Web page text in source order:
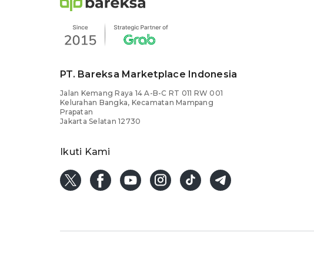
PT. Bareksa Marketplace Indonesia
Jalan Kemang Raya 14 A-B-C RT 011 RW 001
Kelurahan Bangka, Kecamatan Mampang
Prapatan
Jakarta Selatan 12730
Ikuti Kami